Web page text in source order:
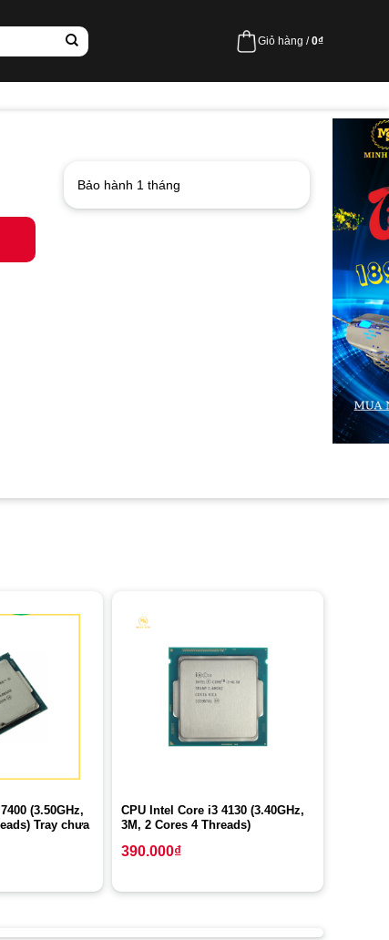
Giỏ hàng /0₫
Bảo hành 1 tháng
(3.50GHz,
Tray chưa
CPU Intel Core i3 4130 (3.40GHz,
3M, 2 Cores 4 Threads)
390.000₫